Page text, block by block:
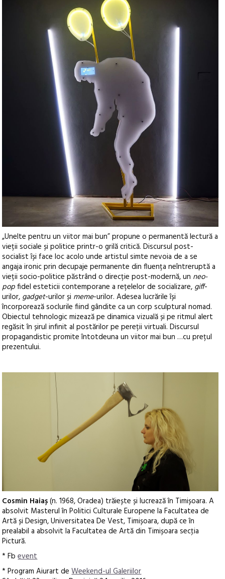
„Unelte pentru un viitor mai bun” propune o permanentă lectură a
vieții sociale și politice printr-o grilă critică. Discursul post-
socialist își face loc acolo unde artistul simte nevoia de a se
angaja ironic prin decupaje permanente din fluența neîntreruptă a
vieții socio-politice păstrând o direcție post-modernă, un neo-
popfidel esteticii contemporane a rețelelor de socializare, giff-
urilor, gadget-urilor și meme-urilor. Adesea lucrările își
încorporează soclurile fiind gândite ca un corp sculptural nomad.
Obiectul tehnologic mizează pe dinamica vizuală și pe ritmul alert
regăsit în șirul infinit al postărilor pe pereții virtuali. Discursul
propagandistic promite întotdeuna un viitor mai bun …cu prețul
prezentului.
Cosmin Haiaș(n. 1968, Oradea) trăiește și lucrează în Timișoara. A
absolvit Masterul în Politici Culturale Europene la Facultatea de
Artă și Design, Universitatea De Vest, Timișoara, după ce în
prealabil a absolvit la Facultatea de Artă din Timișoara secţia
Pictură.
* Fbevent
* Program Aiurart deWeekend-ul Galeriilor